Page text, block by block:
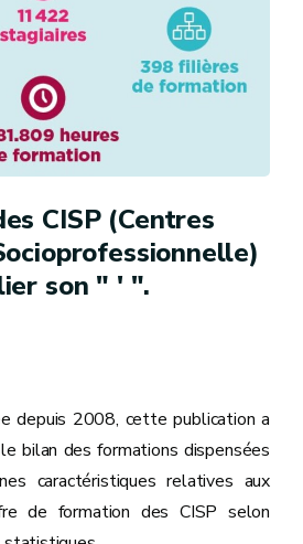
CISP (Centres
son " ' ".
depuis 2008, cette publication a
bilan des formations dispensées
caractéristiques relatives aux
de formation des CISP selon